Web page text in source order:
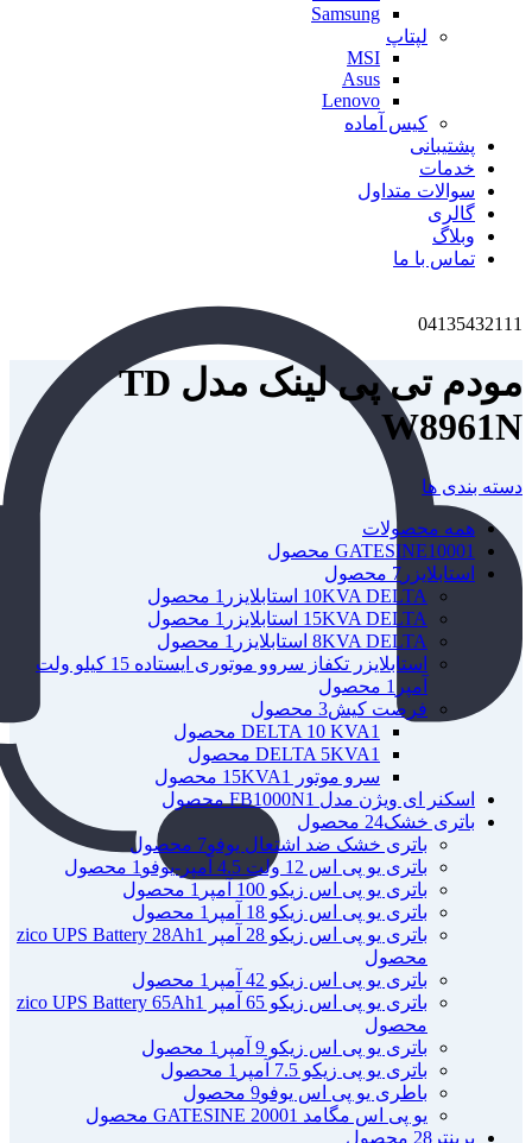
Samsung
لپتاپ
MSI
Asus
Lenovo
کیس آماده
پشتیبانی
خدمات
سوالات متداول
گالری
وبلاگ
تماس با ما
04135432111
مودم تی پی لینک مدل TD
W8961N
دسته بندی ها
همه محصولات
GATESINE10001 محصول
استابلایزر 7 محصول
10KVA DELTA استابلایزر
1 محصول
15KVA DELTA استابلایزر
1 محصول
8KVA DELTA استابلایزر
1 محصول
استابلایزر تکفاز سروو موتوری ایستاده 15 کیلو ولت
آمپر 1 محصول
فرصت کیش3 محصول
DELTA 10 KVA1 محصول
DELTA 5KVA1 محصول
سرو موتور 15KVA
1 محصول
اسکنر ای ویژن مدل FB1000N 1 محصول
باتری خشک24 محصول
باتری خشک ضد اشتعال یوفو7 محصول
باتری یو پی اس 12 ولت 4.5 آمپر-یوفو
1 محصول
باتری یو پی اس زیکو 100 آمپر
1 محصول
باتری یو پی اس زیکو 18 آمپر
1 محصول
باتری یو پی اس زیکو 28 آمپر zico UPS Battery 28Ah
1
محصول
باتری یو پی اس زیکو 42 آمپر
1 محصول
باتری یو پی اس زیکو 65 آمپر zico UPS Battery 65Ah
1
محصول
باتری یو پی اس زیکو 9 آمپر
1 محصول
باتری یو پی زیکو 7.5 آمپر
1 محصول
باطری یو پی اس یوفو9 محصول
یو پی اس مگامد GATESINE 2000 1 محصول
پرینتر 28 محصول